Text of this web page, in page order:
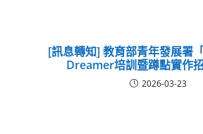
[訊息轉知] 教育部青年發展署
Dreamer培訓暨蹲點實作招
2026-03-23